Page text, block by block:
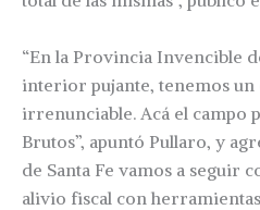
“En la Provincia Invencible
interior pujante, tenemos
irrenunciable. Acá el campo
Brutos”, apuntó Pullaro, y
de Santa Fe vamos a seguir
alivio fiscal con